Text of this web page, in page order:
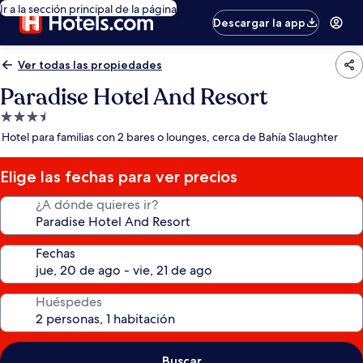
Ir a la sección principal de la página
Descargar la app
Ver todas las propiedades
Paradise Hotel And Resort
Propiedad
de
estrellas
Hotel para familias con 2 bares o lounges, cerca de Bahía Slaughter
Elige las fechas para ver precios
¿A dónde quieres ir?
Fechas
Huéspedes